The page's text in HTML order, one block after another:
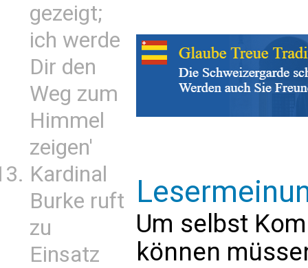
gezeigt;
ich werde
Dir den
Weg zum
Himmel
zeigen'
Kardinal
Burke ruft
zu
Einsatz
Um selbst
können